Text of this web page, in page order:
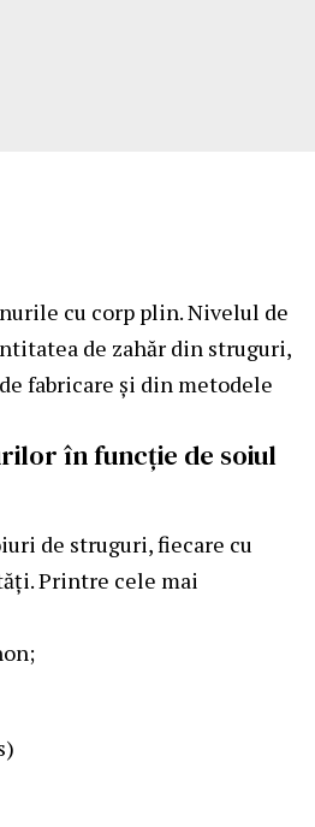
cu corp plin. Nivelul de
de zahăr din struguri,
fabricare și din metodele
în funcție de soiul
de struguri, fiecare cu
Printre cele mai